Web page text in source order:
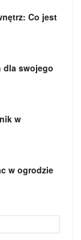
Co jest
dla swojego
w
w ogrodzie